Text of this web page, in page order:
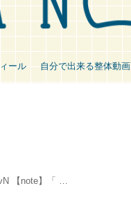
ール 自分で出来る整体動画
【note】「 …